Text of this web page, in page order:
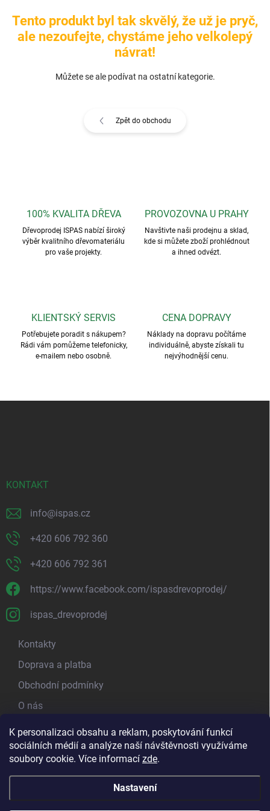
K personalizaci obsahu a reklam, poskytování funkcí
sociálních médií a analýze naší návštěvnosti využíváme
soubory cookie. Více informací zde.
Nastavení
Tento produkt byl tak skvělý, že už je pryč,
ale nezoufejte, chystáme jeho velkolepý
návrat!
Můžete se ale podívat na ostatní kategorie.
Zpět do obchodu
100% KVALITA DŘEVA
Dřevoprodej ISPAS nabízí široký
výběr kvalitního dřevomateriálu
pro vaše projekty.
PROVOZOVNA U PRAHY
Navštivte naši prodejnu a sklad,
kde si můžete zboží prohlédnout
a ihned odvézt.
KLIENTSKÝ SERVIS
Potřebujete poradit s nákupem?
Rádi vám pomůžeme telefonicky,
e-mailem nebo osobně.
CENA DOPRAVY
Náklady na dopravu počítáme
individuálně, abyste získali tu
nejvýhodnější cenu.
KONTAKT
info@ispas.cz
+420 606 792 360
+420 606 792 361
https://www.facebook.com/ispasdrevoprodej/
ispas_drevoprodej
Kontakty
Doprava a platba
Obchodní podmínky
O nás
Kamenná prodejna
Blog - píšeme o dřevu